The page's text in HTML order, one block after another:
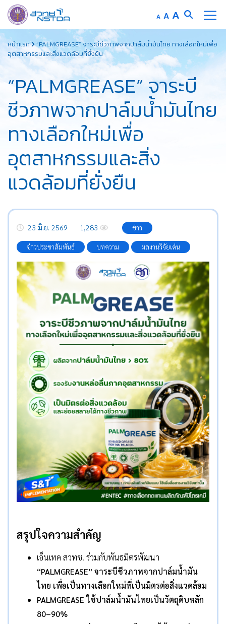
to
content
A Decrease
font
size.
AReset
font
size.
A Increase
font
size.
หน้าแรก
“PALMGREASE” จาระบีชีวภาพจากปาล์มน้ำมันไทย ทางเลือกใหม่เพื่อ
อุตสาหกรรมและสิ่งแวดล้อมที่ยั่งยืน
“PALMGREASE” จาระบี
ชีวภาพจากปาล์มน้ำมันไทย
ทางเลือกใหม่เพื่อ
อุตสาหกรรมและสิ่ง
แวดล้อมที่ยั่งยืน
23 มิ.ย. 2569 1,283 ข่าว
ข่าวประชาสัมพันธ์ บทความ ผลงานวิจัยเด่น
สรุปใจความสำคัญ
เอ็นเทค สวทช. ร่วมกับพันธมิตรพัฒนา
“PALMGREASE” จาระบีชีวภาพจากปาล์มน้ำมัน
ไทย เพื่อเป็นทางเลือกใหม่ที่เป็นมิตรต่อสิ่งแวดล้อม
PALMGREASE ใช้ปาล์มน้ำมันไทยเป็นวัตถุดิบหลัก
80–90%